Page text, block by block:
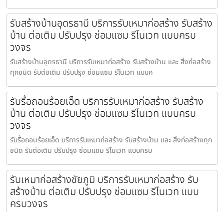
รับสร้างบ้านอุดรธานี บริการรับเหมาก่อสร้าง รับสร้าง
บ้าน ต่อเติม ปรับปรุง ซ่อมแซม รีโนเวท แบบครบ
วงจร
รับสร้างบ้านอุดรธานี บริการรับเหมาก่อสร้าง รับสร้างบ้าน และ สิ่งก่อสร้าง
ทุกชนิด รับต่อเติม ปรับปรุง ซ่อมแซม รีโนเวท แบบค
รับรื้อถอนร้อยเอ็ด บริการรับเหมาก่อสร้าง รับสร้าง
บ้าน ต่อเติม ปรับปรุง ซ่อมแซม รีโนเวท แบบครบ
วงจร
รับรื้อถอนร้อยเอ็ด บริการรับเหมาก่อสร้าง รับสร้างบ้าน และ สิ่งก่อสร้างทุก
ชนิด รับต่อเติม ปรับปรุง ซ่อมแซม รีโนเวท แบบครบ
รับเหมาก่อสร้างชัยภูมิ บริการรับเหมาก่อสร้าง รับ
สร้างบ้าน ต่อเติม ปรับปรุง ซ่อมแซม รีโนเวท แบบ
ครบวงจร